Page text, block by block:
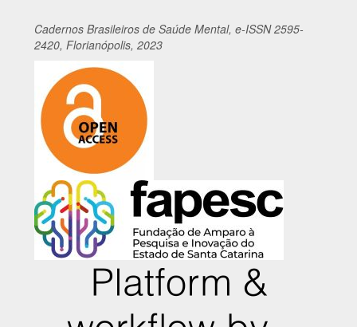
Cadernos Brasileiros de Saúde Mental, e-ISSN 2595-
2420, Florianópolis, 2023